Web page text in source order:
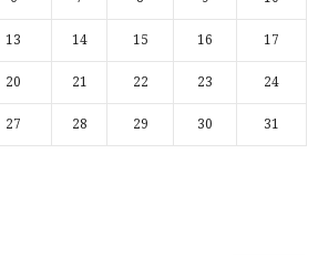
13 14 15 16 17
20 21 22 23 24
27 28 29 30 31